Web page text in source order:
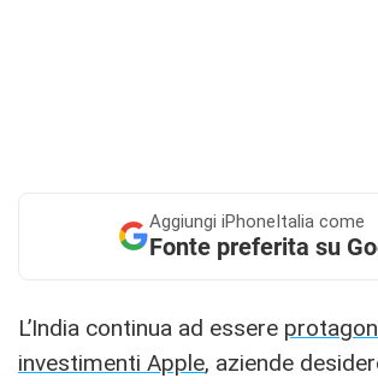
Aggiungi iPhoneItalia come
Fonte preferita su
L’India continua ad essere
investimenti Apple, aziende